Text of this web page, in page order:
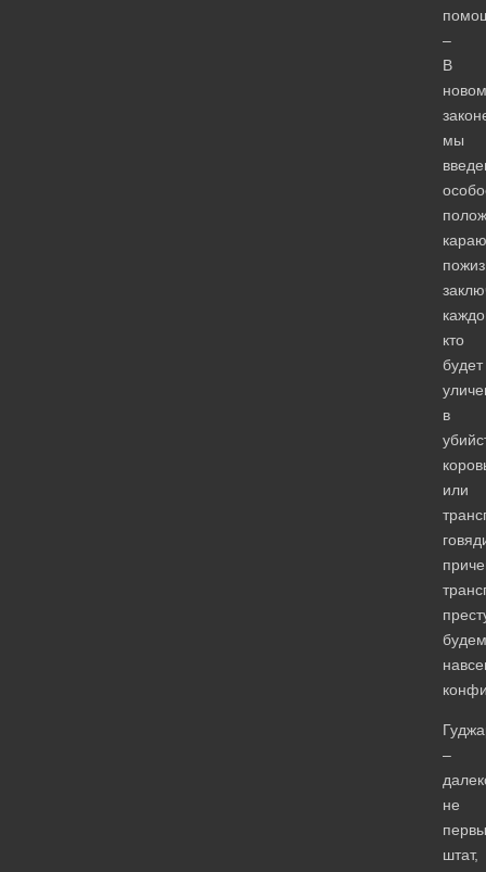
–
В
новом
мы
кто
будет
в
или
будем
–
не
штат,